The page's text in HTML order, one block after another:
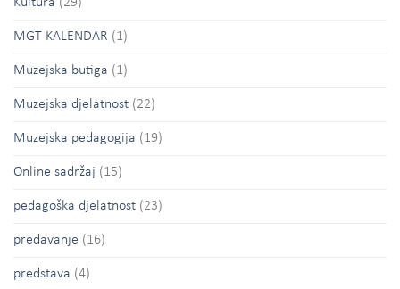
Kultura (29)
MGT KALENDAR (1)
Muzejska butiga (1)
Muzejska djelatnost (22)
Muzejska pedagogija (19)
Online sadržaj (15)
pedagoška djelatnost (23)
predavanje (16)
predstava (4)